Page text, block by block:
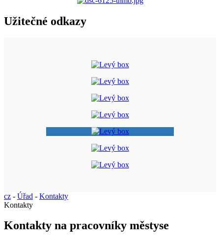
Užitečné odkazy
cz - Úřad - Kontakty
Kontakty
Kontakty na pracovníky městyse